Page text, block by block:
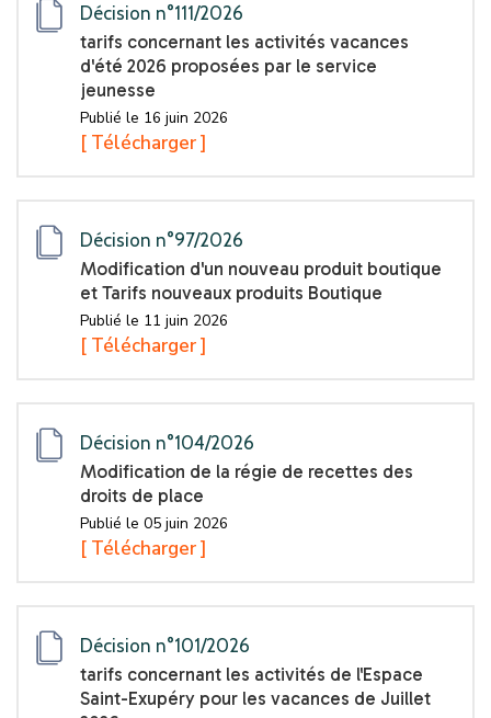
Décision n°111/2026
tarifs concernant les activités vacances
d'été 2026 proposées par le service
jeunesse
Publié le 16 juin 2026
[ Télécharger ]
Décision n°97/2026
Modification d'un nouveau produit boutique
et Tarifs nouveaux produits Boutique
Publié le 11 juin 2026
[ Télécharger ]
Décision n°104/2026
Modification de la régie de recettes des
droits de place
Publié le 05 juin 2026
[ Télécharger ]
Décision n°101/2026
tarifs concernant les activités de l'Espace
Saint-Exupéry pour les vacances de Juillet